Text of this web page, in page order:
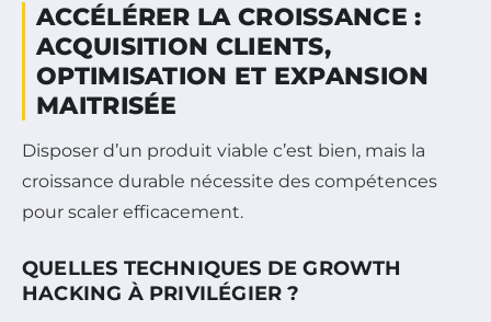
ACCÉLÉRER LA CROISSANCE :
ACQUISITION CLIENTS,
OPTIMISATION ET EXPANSION
MAITRISÉE
Disposer d’un produit viable c’est bien, mais la
croissance durable nécessite des compétences
pour scaler efficacement.
QUELLES TECHNIQUES DE GROWTH
HACKING À PRIVILÉGIER ?